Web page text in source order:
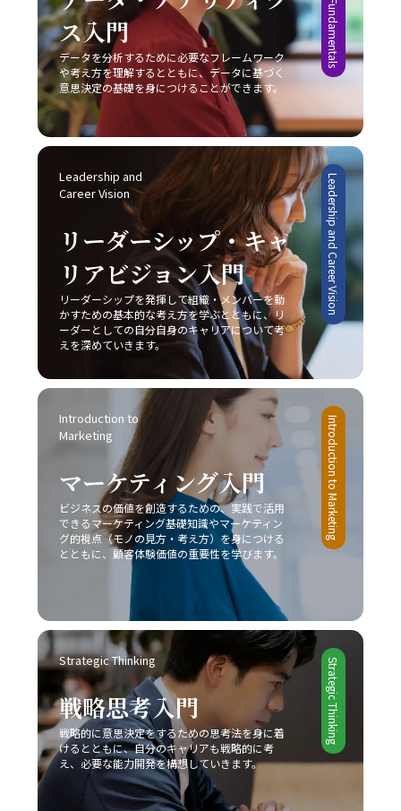
ス入門
データを分析するために必要なフレームワーク
や考え方を理解するとともに、データに基づく
意思決定の基礎を身につけることができます。
Leadership and
Career Vision
リーダーシップ・キャ
リアビジョン入門
リーダーシップを発揮して組織・メンバーを動
かすための基本的な考え方を学ぶとともに、リ
ーダーとしての自分自身のキャリアについて考
えを深めていきます。
Leadership and Career Vision
Introduction to
Marketing
マーケティング入門
ビジネスの価値を創造するための、実践で活用
できるマーケティング基礎知識やマーケティン
グ的視点（モノの見方・考え方）を身につける
とともに、顧客体験価値の重要性を学びます。
Introduction to Marketing
Strategic Thinking
戦略思考入門
戦略的に意思決定をするための思考法を身に着
けるとともに、自分のキャリアも戦略的に考
え、必要な能力開発を構想していきます。
Strategic Thinking